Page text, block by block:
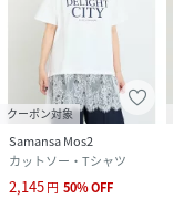
クーポン対象
Samansa Mos2
カットソー・Tシャツ
2,145円 50%OFF